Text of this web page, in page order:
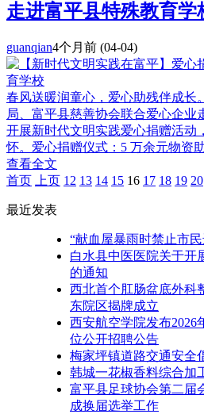
走进富平县特殊教育学
guanqian4个月前 (04-04)
春风送暖润童心，爱心助残伴成长
局、富平县慈善协会联合爱心企业
开展新时代文明实践爱心捐赠活动
怀。爱心捐赠仪式：5 万余元物资
查看全文
首页
上页 12 13 14 15 16 17 18 19 20
最近发表
“献血屋暴雨时禁止市
白水县中医医院关于开
的通知
西北首个肛肠盆底外科
东院区揭牌成立
西安航空学院发布2026
位公开招聘公告
梅家坪镇道路交通安全
韩城一花椒香料综合加
富平县足球协会第二届
成换届选举工作